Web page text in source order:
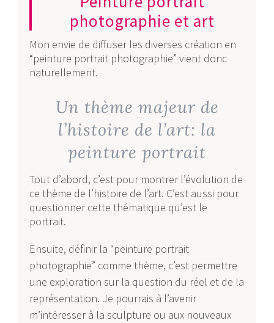
photographie et art
Mon envie de diffuser les diverses création en
“peinture portrait photographie” vient donc
naturellement.
Un thème majeur de
l’histoire de l’art: la
peinture portrait
Tout d’abord, c’est pour montrer l’évolution de
ce thème de l’histoire de l’art. C’est aussi pour
questionner cette thématique qu’est le
portrait.
Ensuite, définir la “peinture portrait
photographie” comme thème, c’est permettre
une exploration sur la question du réel et de la
représentation. Je pourrais à l’avenir
m’intéresser à la sculpture ou aux nouveaux